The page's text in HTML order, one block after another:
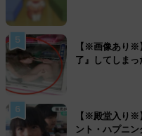
5
【※画像あり※
了』してしまっ
6
【※殿堂入り※
ント・ハプニン